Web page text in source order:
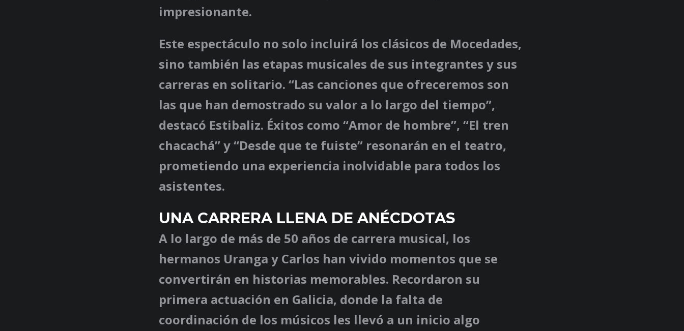
impresionante.
Este espectáculo no solo incluirá los clásicos de Mocedades,
sino también las etapas musicales de sus integrantes y sus
carreras en solitario. “Las canciones que ofreceremos son
las que han demostrado su valor a lo largo del tiempo”,
destacó Estibaliz. Éxitos como “Amor de hombre”, “El tren
chacachá” y “Desde que te fuiste” resonarán en el teatro,
prometiendo una experiencia inolvidable para todos los
asistentes.
UNA CARRERA LLENA DE ANÉCDOTAS
A lo largo de más de 50 años de carrera musical, los
hermanos Uranga y Carlos han vivido momentos que se
convertirán en historias memorables. Recordaron su
primera actuación en Galicia, donde la falta de
coordinación de los músicos les llevó a un inicio algo